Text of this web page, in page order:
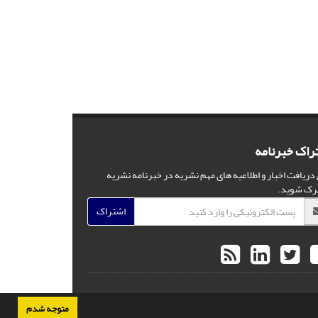
متوجه شدم
خبرنامه
دریافت اخبار و اطلاعیه های مهم نشریه در خبرنامه نشریه
شوید.
اشتراک